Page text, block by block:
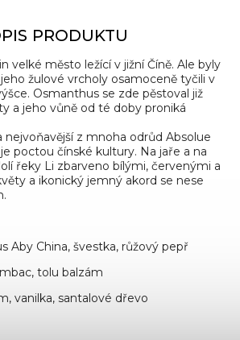
PRODUKTU
velké město ležící v jižní Číně. Ale byly
žulové vrcholy osamoceně tyčili v
Osmanthus se zde pěstoval již
a jeho vůně od té doby proniká
nejvoňavější z mnoha odrůd Absolue
poctou čínské kultury. Na jaře a na
řeky Li zbarveno bílými, červenými a
a ikonický jemný akord se nese
Aby China, švestka, růžový pepř
tolu balzám
vanilka, santalové dřevo